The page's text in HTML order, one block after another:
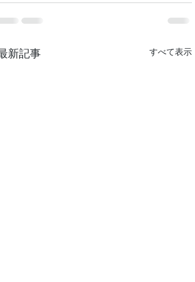
新記事 すべて表示